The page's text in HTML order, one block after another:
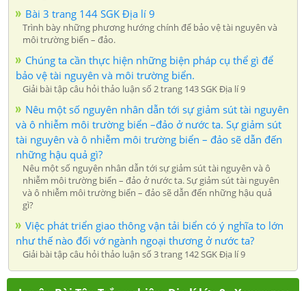
Bài 3 trang 144 SGK Địa lí 9
Trình bày những phương hướng chính để bảo vệ tài nguyên và
môi trường biển – đảo.
Chúng ta cần thực hiện những biện pháp cụ thể gì để
bảo vệ tài nguyên và môi trường biển.
Giải bài tập câu hỏi thảo luận số 2 trang 143 SGK Địa lí 9
Nêu một số nguyên nhân dẫn tới sự giảm sút tài nguyên
và ô nhiễm môi trường biển –đảo ở nước ta. Sự giảm sút
tài nguyên và ô nhiễm môi trường biển – đảo sẽ dẫn đến
những hậu quả gì?
Nêu một số nguyên nhân dẫn tới sự giảm sút tài nguyên và ô
nhiễm môi trường biển – đảo ở nước ta. Sự giảm sút tài nguyên
và ô nhiễm môi trường biển – đảo sẽ dẫn đến những hậu quả
gì?
Việc phát triển giao thông vận tải biển có ý nghĩa to lớn
như thế nào đối vớ ngành ngoại thương ở nước ta?
Giải bài tập câu hỏi thảo luận số 3 trang 142 SGK Địa lí 9